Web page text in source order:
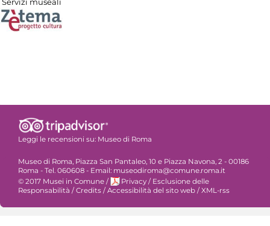
Leggi le recensioni su: Museo di Roma
Museo di Roma, Piazza San Pantaleo, 10 e Piazza Navona, 2 - 00186
Roma - Tel. 060608 - Email: museodiroma@comune.roma.it
© 2017 Musei in Comune / Privacy / Esclusione delle
Responsabilità /Credits /Accessibilità del sito web /XML-rss